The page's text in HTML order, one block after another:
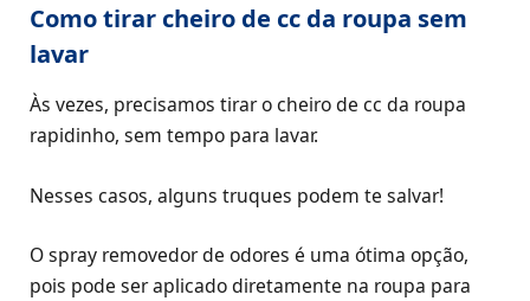
Como tirar cheiro de cc da roupa sem
lavar
Às vezes, precisamos tirar o cheiro de cc da roupa
rapidinho, sem tempo para lavar.
Nesses casos, alguns truques podem te salvar!
O spray removedor de odores é uma ótima opção,
pois pode ser aplicado diretamente na roupa para